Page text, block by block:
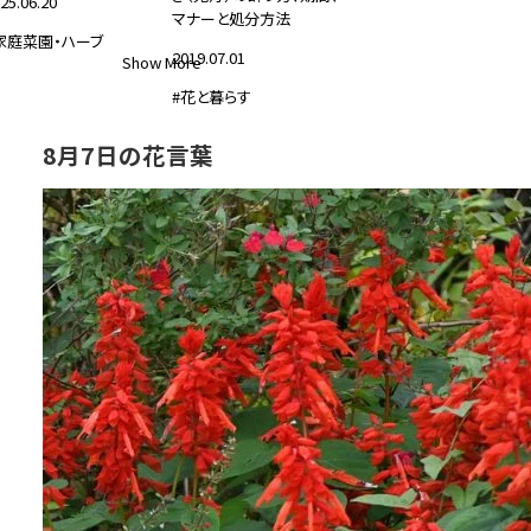
庭菜園・ハーブ
マナーと処分方法
2019.07.01
#花と暮らす
Show More
8月7日の花言葉